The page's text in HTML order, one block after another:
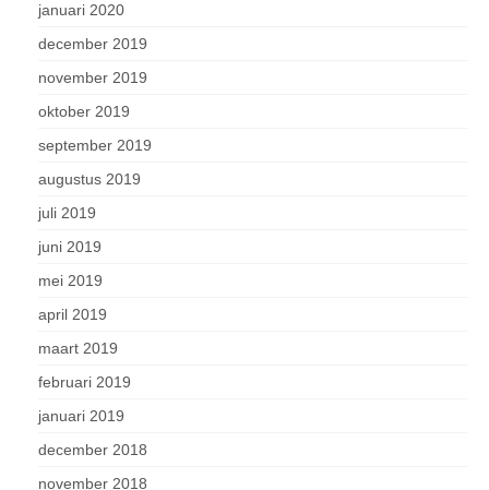
januari 2020
december 2019
november 2019
oktober 2019
september 2019
augustus 2019
juli 2019
juni 2019
mei 2019
april 2019
maart 2019
februari 2019
januari 2019
december 2018
november 2018